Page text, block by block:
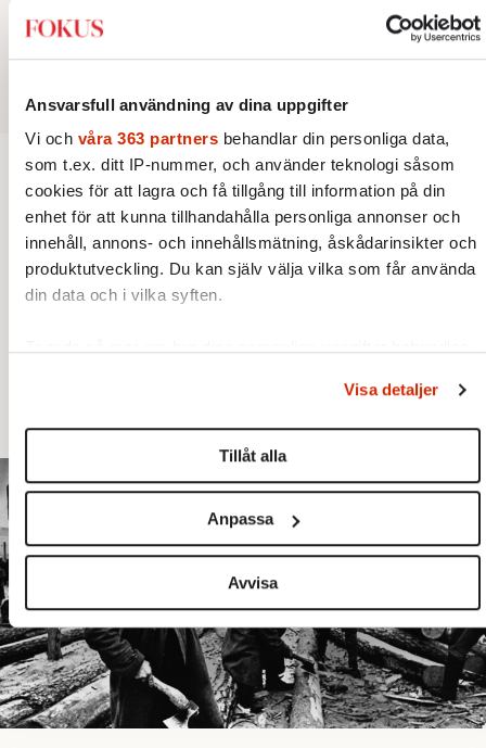
Ansvarsfull användning av dina uppgifter
Vi och våra 363 partners behandlar din personliga data,
som t.ex. ditt IP-nummer, och använder teknologi såsom
cookies för att lagra och få tillgång till information på din
enhet för att kunna tillhandahålla personliga annonser och
innehåll, annons- och innehållsmätning, åskådarinsikter och
produktutveckling. Du kan själv välja vilka som får använda
din data och i vilka syften.
ändra eller dra tillbaka ditt samtycke när som helst från
cookie-förklaringen.
Vi använder enhetsidentifierare för att anpassa innehållet
sociala medier och analysera vår trafik. Vi vidarebefordrar
även sådana identifierare och annan information från din
enhet till de sociala medier och annons- och analysföretag
som vi samarbetar med. Dessa kan i sin tur kombinera
informationen med annan information som du har
tillhandahållit eller som de har samlat in när du har använt
deras tjänster.
Om du vill läsa mer om hur vi hanterar personuppgifter kan
Visa detaljer
Tillåt alla
Anpassa
Avvisa
KULTUR
Den röda tråden som brast
Ukrainarnas delaktighet i folkmord på
Segerfeldts iver att skildra den ryska
imperialismen leder till en förenklad bild av